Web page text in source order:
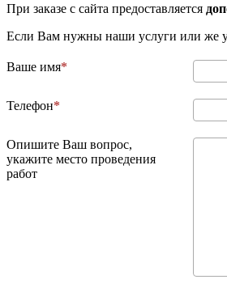
При заказе с сайта предоставляется
Если Вам нужны наши услуги или же
Ваше имя
Телефон
Опишите Ваш вопрос,
укажите место проведения
работ